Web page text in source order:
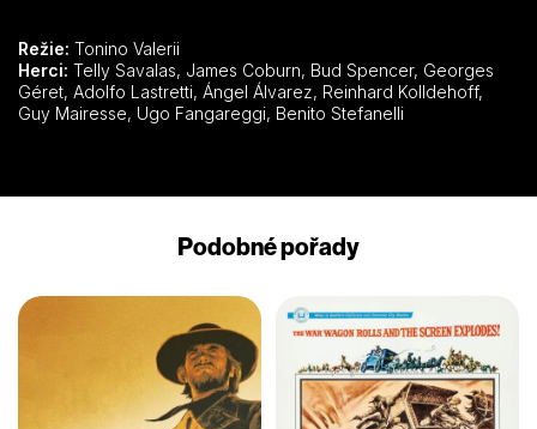
Režie: Tonino Valerii
Herci:
Géret, Adolfo Lastretti, Ángel Álvarez, Reinhard Kolldehoff,
Guy Mairesse, Ugo Fangareggi, Benito Stefanelli
Podobné pořady